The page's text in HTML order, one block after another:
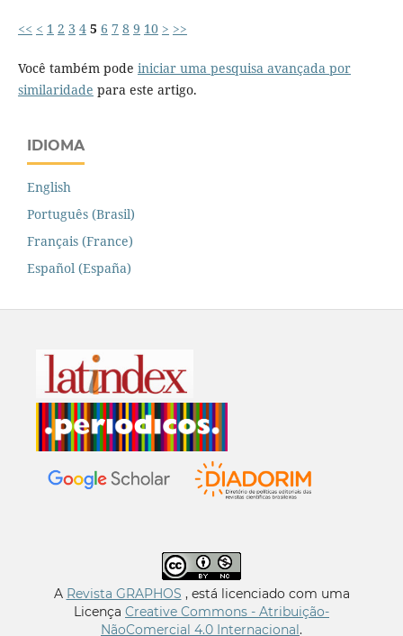
<< < 1 2 3 4 5 6 7 8 9 10 > >>
Você também pode iniciar uma pesquisa avançada por
similaridade para este artigo.
IDIOMA
English
Português (Brasil)
Français (France)
Español (España)
A Revista GRAPHOS , está licenciado com uma
Licença Creative Commons - Atribuição-
NãoComercial 4.0 Internacional.